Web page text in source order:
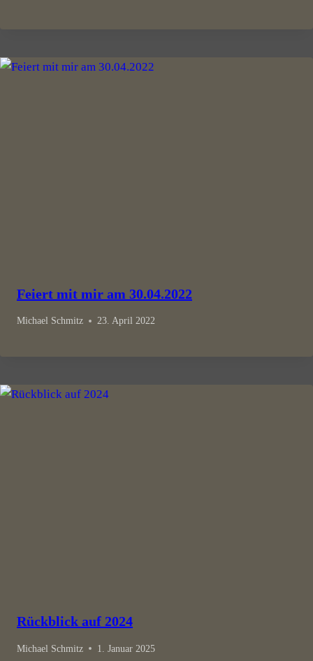
Feiert mit mir am 30.04.2022
Michael Schmitz 23. April 2022
Rückblick auf 2024
Michael Schmitz 1. Januar 2025